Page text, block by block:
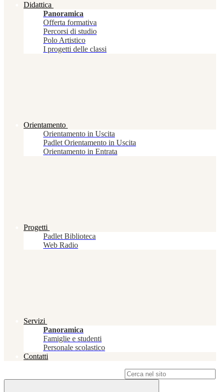
Didattica
Panoramica
Offerta formativa
Percorsi di studio
Polo Artistico
I progetti delle classi
Orientamento
Orientamento in Uscita
Padlet Orientamento in Uscita
Orientamento in Entrata
Progetti
Padlet Biblioteca
Web Radio
Servizi
Panoramica
Famiglie e studenti
Personale scolastico
Contatti